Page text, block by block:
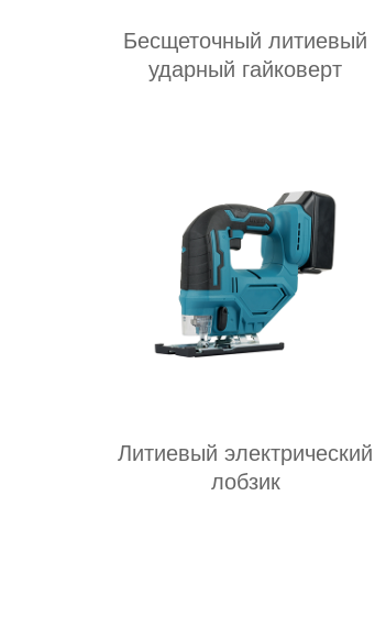
Бесщеточный литиевый
ударный гайковерт
Литиевый электрический
лобзик